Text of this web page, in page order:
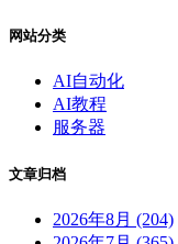
网站分类
AI自动化
AI教程
服务器
文章归档
2026年8月 (204)